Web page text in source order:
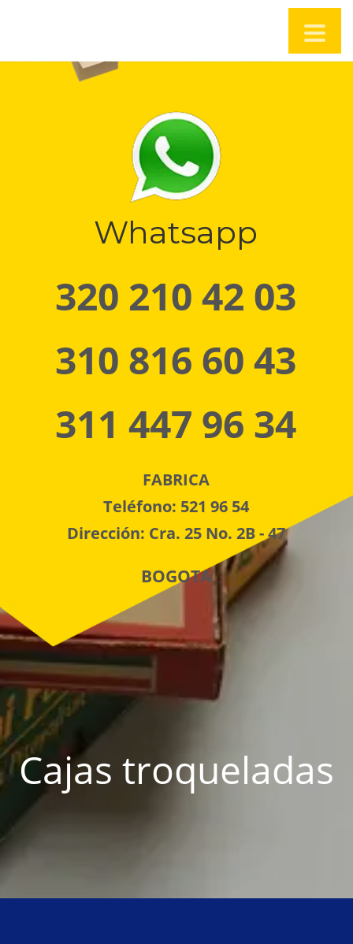
Whatsapp
320 210 42 03
310 816 60 43
311 447 96 34
FABRICA
Teléfono: 521 96 54
Dirección: Cra. 25 No. 2B - 47
BOGOTA
Cajas troqueladas